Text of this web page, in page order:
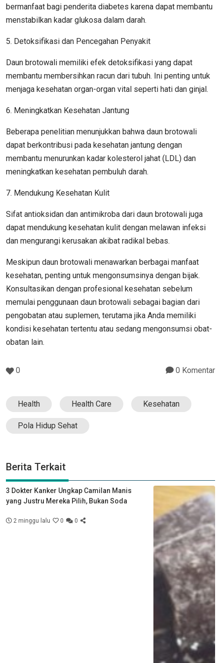
bermanfaat bagi penderita diabetes karena dapat membantu
menstabilkan kadar glukosa dalam darah.
5. Detoksifikasi dan Pencegahan Penyakit
Daun brotowali memiliki efek detoksifikasi yang dapat
membantu membersihkan racun dari tubuh. Ini penting untuk
menjaga kesehatan organ-organ vital seperti hati dan ginjal.
6. Meningkatkan Kesehatan Jantung
Beberapa penelitian menunjukkan bahwa daun brotowali
dapat berkontribusi pada kesehatan jantung dengan
membantu menurunkan kadar kolesterol jahat (LDL) dan
meningkatkan kesehatan pembuluh darah.
7. Mendukung Kesehatan Kulit
Sifat antioksidan dan antimikroba dari daun brotowali juga
dapat mendukung kesehatan kulit dengan melawan infeksi
dan mengurangi kerusakan akibat radikal bebas.
Meskipun daun brotowali menawarkan berbagai manfaat
kesehatan, penting untuk mengonsumsinya dengan bijak.
Konsultasikan dengan profesional kesehatan sebelum
memulai penggunaan daun brotowali sebagai bagian dari
pengobatan atau suplemen, terutama jika Anda memiliki
kondisi kesehatan tertentu atau sedang mengonsumsi obat-
obatan lain.
0 0 Komentar
Health Health Care Kesehatan
Pola Hidup Sehat
Berita Terkait
3 Dokter Kanker Ungkap Camilan Manis
yang Justru Mereka Pilih, Bukan Soda
2 minggu lalu 0 0